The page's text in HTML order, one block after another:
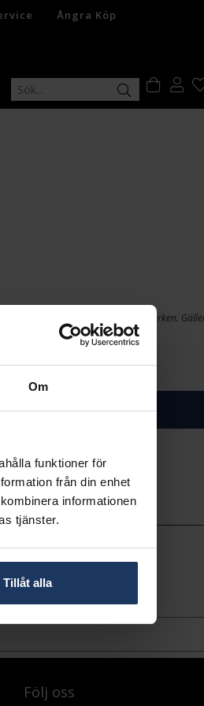
Om
funktioner för
från din enhet
informationen
tjänster.
Tillåt alla
Ångra Köp
köp över 200 kr, dock ej på varumärken.
+29:-
I VARUKORGEN
Guld
Följ oss